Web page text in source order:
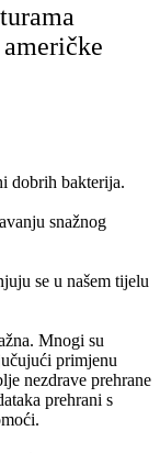
dobrih bakterija.
snažnog
se u našem tijelu
Mnogi su
primjenu
nezdrave prehrane
prehrani s